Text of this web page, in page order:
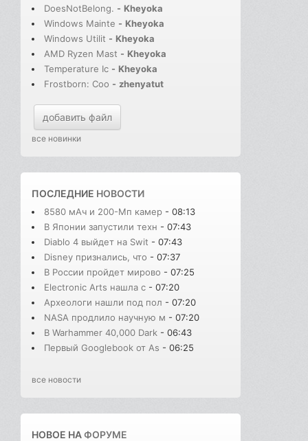
DoesNotBelong. - Kheyoka
Windows Mainte - Kheyoka
Windows Utilit - Kheyoka
AMD Ryzen Mast - Kheyoka
Temperature Ic - Kheyoka
Frostborn: Coo - zhenyatut
добавить файл
все новинки
ПОСЛЕДНИЕ НОВОСТИ
8580 мАч и 200-Мп камер - 08:13
В Японии запустили техн - 07:43
Diablo 4 выйдет на Swit - 07:43
Disney признались, что - 07:37
В России пройдет мирово - 07:25
Electronic Arts нашла с - 07:20
Археологи нашли под пол - 07:20
NASA продлило научную м - 07:20
В Warhammer 40,000 Dark - 06:43
Первый Googlebook от As - 06:25
все новости
НОВОЕ НАФОРУМЕ